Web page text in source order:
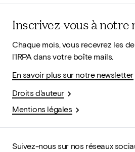
Inscrivez-vous à
Chaque mois, vous recevrez les
l'IRPA dans votre boîte mails.
En savoir plus sur notre newsletter
Droits d'auteur
Mentions légales
Suivez-nous sur nos réseaux